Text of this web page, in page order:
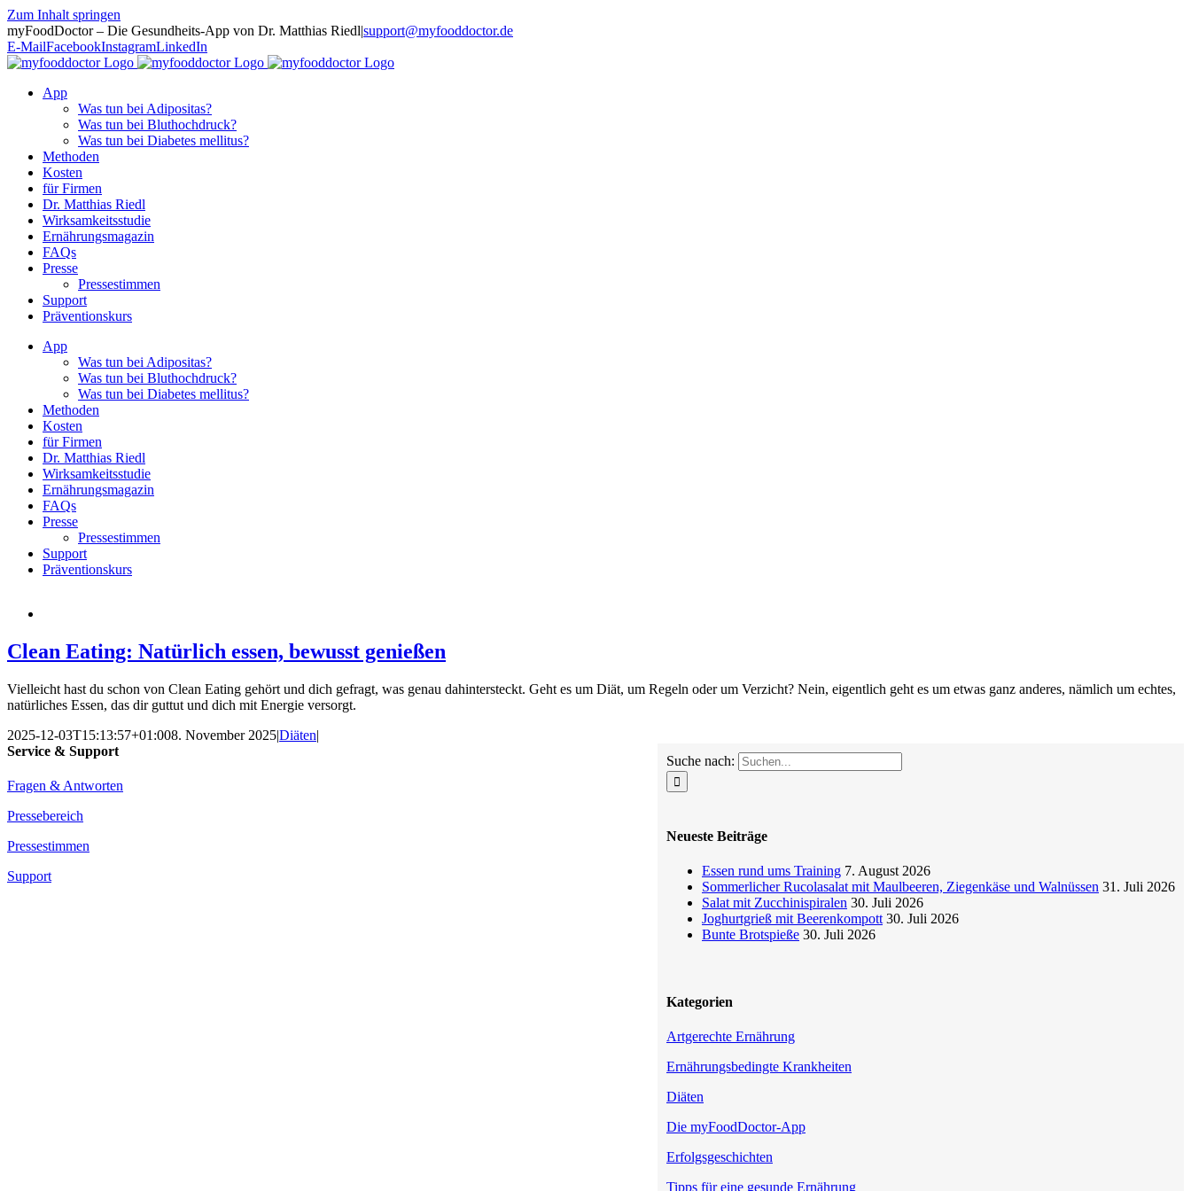
Zum Inhalt springen
myFoodDoctor – Die Gesundheits-App von Dr. Matthias Riedl|support@myfooddoctor.de
E-MailFacebookInstagramLinkedIn
App
Was tun bei Adipositas?
Was tun bei Bluthochdruck?
Was tun bei Diabetes mellitus?
Methoden
Kosten
für Firmen
Dr. Matthias Riedl
Wirksamkeitsstudie
Ernährungsmagazin
FAQs
Presse
Pressestimmen
Support
Präventionskurs
App
Was tun bei Adipositas?
Was tun bei Bluthochdruck?
Was tun bei Diabetes mellitus?
Methoden
Kosten
für Firmen
Dr. Matthias Riedl
Wirksamkeitsstudie
Ernährungsmagazin
FAQs
Presse
Pressestimmen
Support
Präventionskurs
Clean Eating: Natürlich essen, bewusst genießen
Vielleicht hast du schon von Clean Eating gehört und dich gefragt, was genau dahintersteckt. Geht es um Diät, um Regeln oder um Verzicht? Nein, eigentlich geht es um etwas ganz anderes, nämlich um echtes,
natürliches Essen, das dir guttut und dich mit Energie versorgt.
2025-12-03T15:13:57+01:008. November 2025|Diäten|
Suche nach:
Neueste Beiträge
Essen rund ums Training 7. August 2026
Sommerlicher Rucolasalat mit Maulbeeren, Ziegenkäse und Walnüssen 31. Juli 2026
Salat mit Zucchinispiralen 30. Juli 2026
Joghurtgrieß mit Beerenkompott 30. Juli 2026
Bunte Brotspieße 30. Juli 2026
Kategorien
Artgerechte Ernährung
Ernährungsbedingte Krankheiten
Diäten
Die myFoodDoctor-App
Erfolgsgeschichten
Tipps für eine gesunde Ernährung
Service & Support
Fragen & Antworten
Pressebereich
Pressestimmen
Support